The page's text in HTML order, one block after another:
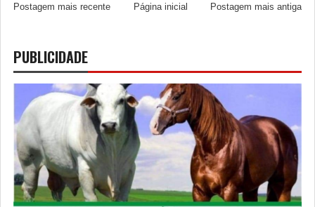
Postagem mais recente Postagem mais antiga
Página inicial
PUBLICIDADE